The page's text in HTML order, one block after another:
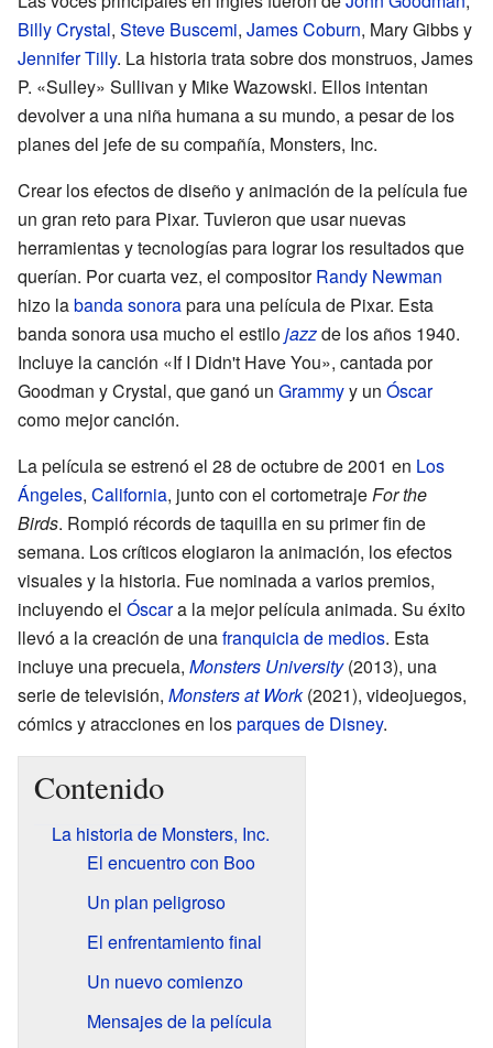
Billy Crystal, Steve Buscemi, James Coburn, Mary Gibbs y
Jennifer Tilly. La historia trata sobre dos monstruos, James
P. «Sulley» Sullivan y Mike Wazowski. Ellos intentan
devolver a una niña humana a su mundo, a pesar de los
planes del jefe de su compañía, Monsters, Inc.
Crear los efectos de diseño y animación de la película fue
un gran reto para Pixar. Tuvieron que usar nuevas
herramientas y tecnologías para lograr los resultados que
querían. Por cuarta vez, el compositorRandy Newman
hizo labanda sonorapara una película de Pixar. Esta
banda sonora usa mucho el estilojazzde los años 1940.
Incluye la canción «If I Didn't Have You», cantada por
Goodman y Crystal, que ganó un Grammyy un Óscar
como mejor canción.
La película se estrenó el 28 de octubre de 2001 en Los
Ángeles, California, junto con el cortometrajeFor the
Birds. Rompió récords de taquilla en su primer fin de
semana. Los críticos elogiaron la animación, los efectos
visuales y la historia. Fue nominada a varios premios,
incluyendo el Óscara la mejor película animada. Su éxito
llevó a la creación de unafranquicia de medios. Esta
incluye una precuela, Monsters University(2013), una
serie de televisión, Monsters at Work(2021), videojuegos,
cómics y atracciones en losparques de Disney.
Contenido
La historia de Monsters, Inc.
El encuentro con Boo
Un plan peligroso
El enfrentamiento final
Un nuevo comienzo
Mensajes de la película